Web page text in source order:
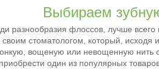
Выбираем
разнообразия флоссов, лучше
своим стоматологом, который, исходя
вощеную или невощенную нить
один из популярных